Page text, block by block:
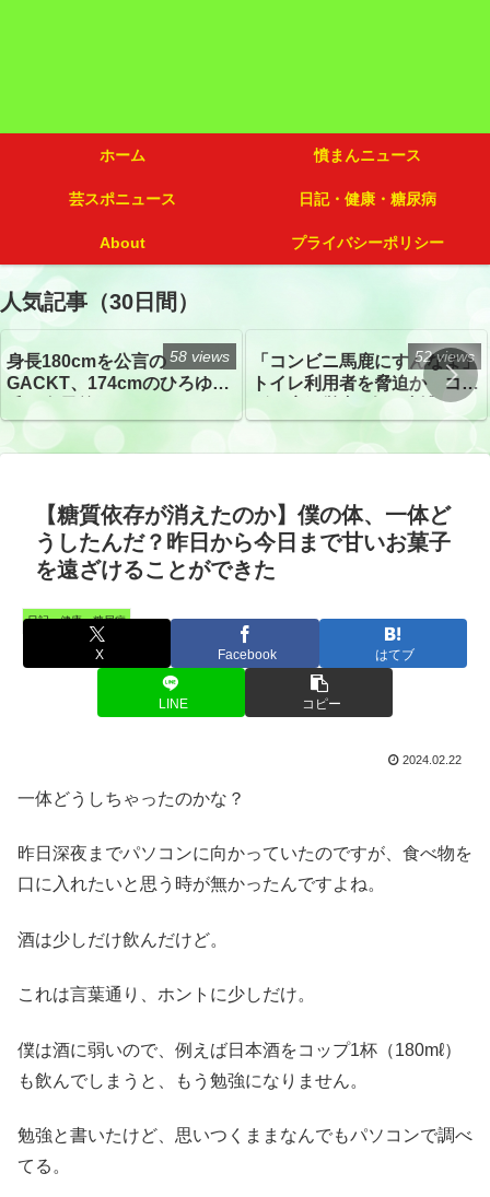
ホーム 憤まんニュース
芸スポニュース 日記・健康・糖尿病
About プライバシーポリシー
人気記事（30日間）
身長180cmを公言の
GACKT、174cmのひろゆき
トざわつき イベントでの写
真が話題
58 views
「コンビニ馬鹿にすんなよ」
トイレ利用者を脅迫か コン
52 views
【糖質依存が消えたのか】僕の体、一体ど
うしたんだ？昨日から今日まで甘いお菓子
を遠ざけることができた
日記・健康・糖尿病
X Facebook はてブ
LINE コピー
2024.02.22
一体どうしちゃったのかな？
昨日深夜までパソコンに向かっていたのですが、食べ物を
口に入れたいと思う時が無かったんですよね。
酒は少しだけ飲んだけど。
これは言葉通り、ホントに少しだけ。
僕は酒に弱いので、例えば日本酒をコップ1杯（180mℓ）
も飲んでしまうと、もう勉強になりません。
勉強と書いたけど、思いつくままなんでもパソコンで調べ
てる。